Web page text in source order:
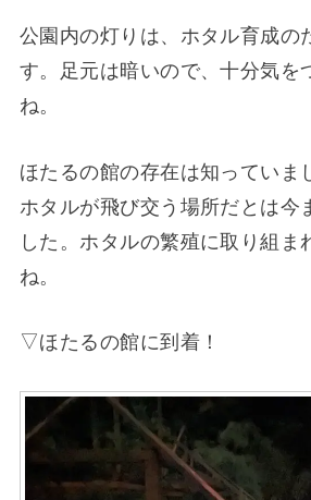
公園内の灯りは、ホタル育成の
す。足元は暗いので、十分気を
ね。
ほたるの館の存在は知っていま
ホタルが飛び交う場所だとは今
した。ホタルの繁殖に取り組ま
ね。
▽ほたるの館に到着！